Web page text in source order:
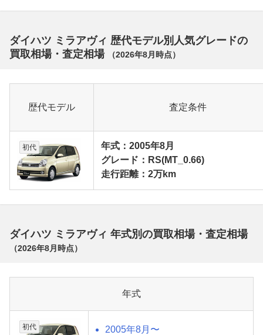
ダイハツ ミラアヴィ 歴代モデル別人気グレードの
買取相場・査定相場
（2026年8月 時点）
歴代モデル 査定条件
初代
年式：2005年8月
グレード：RS(MT_0.66)
走行距離：2万km
ダイハツ ミラアヴィ 年式別の買取相場・査定相場
（2026年8月 時点）
年式
初代 2005年8月〜